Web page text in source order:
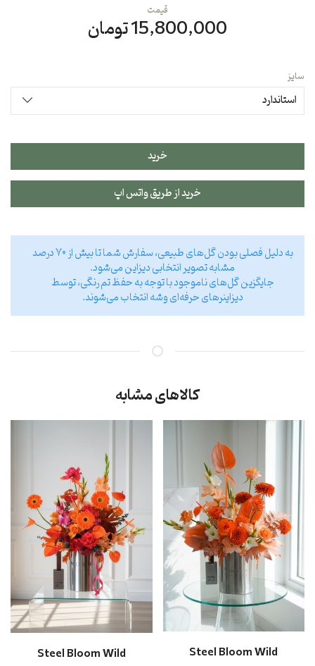
قیمت
15,800,000 تومان
سایز
خرید
خرید از طریق واتس اپ
به دلیل فصلی بودن گل‌های طبیعی، سفارش شما تا بیش از ۷۰ درصد
مشابه تصویر انتخابی دیزاین می‌شود.
جایگزین گل‌های ناموجود با توجه به حفظ تم رنگی، توسط
دیزاینر‌های حرفه‌ای وشه انتخاب می‌شوند.
کالاهای مشابه
Steel Bloom Wild
Steel Bloom Wild